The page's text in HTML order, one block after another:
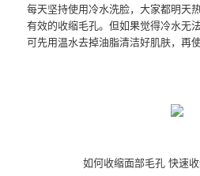
每天坚持使用冷水洗脸，大家都明天
有效的收缩毛孔。但如果觉得冷水无
可先用温水去掉油脂清洁好肌肤，再
如何收缩面部毛孔 快速